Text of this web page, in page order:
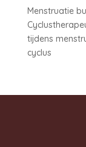
Menstruatie
tijdens
cyclus